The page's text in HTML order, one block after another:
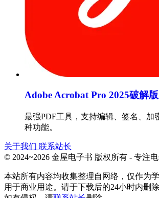
Adobe Acrobat Pro 2025破解版
最强PDF工具，支持编辑、签名、加
种功能。
关于我们 联系站长
© 2024~2026 金屋电子书 版权所有 - 专注
本站所有内容均收集整理自网络，仅作为
用于商业用途。请于下载后的24小时内删